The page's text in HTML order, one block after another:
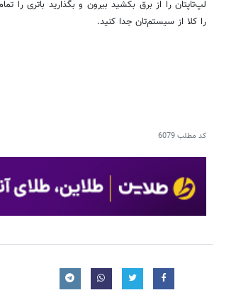
لپ‌تاپتان را از برق بکشید بیرون و بگذارید باتری را
را کلا از سیستم‌تان جدا کنید.
کد مطلب6079